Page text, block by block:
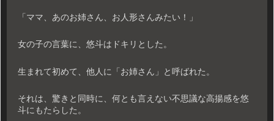
「ママ、あのお姉さん、お人形さんみたい！」
女の子の言葉に、悠斗はドキリとした。
生まれて初めて、他人に「お姉さん」と呼ばれた。
それは、驚きと同時に、何とも言えない不思議な高揚感を悠
斗にもたらした。